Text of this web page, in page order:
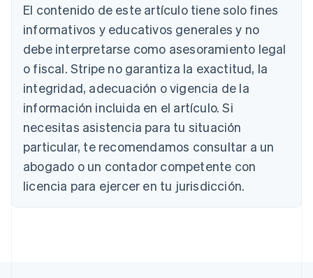
El contenido de este artículo tiene solo fines
informativos y educativos generales y no
debe interpretarse como asesoramiento legal
o fiscal. Stripe no garantiza la exactitud, la
integridad, adecuación o vigencia de la
información incluida en el artículo. Si
necesitas asistencia para tu situación
particular, te recomendamos consultar a un
abogado o un contador competente con
licencia para ejercer en tu jurisdicción.
Alemania
Deutsch
Australia
English
Austria
Bélgica
NederlandsFrançaisDeutschEnglish
Brasil
Português English
Bulgaria
English
Canadá
English Français
China continental